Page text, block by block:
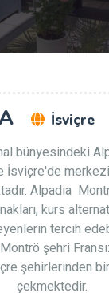
İsviçre
bünyesindeki
İsviçre'de
Alpadia
kurs
tercih
şehri
şehirlerinden
çekmektedir.